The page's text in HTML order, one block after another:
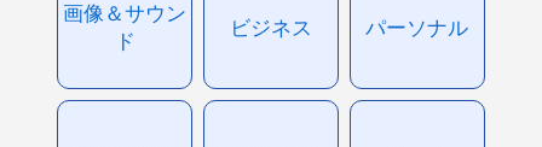
画像＆サウン
ド
ビジネス パーソナル